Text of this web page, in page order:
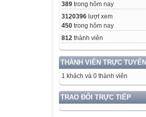
389 trong hôm nay
3120396 lượt xem
450 trong hôm nay
812 thành viên
THÀNH VIÊN TRỰC TUYẾN
1 khách và 0 thành viên
TRAO ĐỔI TRỰC TIẾP